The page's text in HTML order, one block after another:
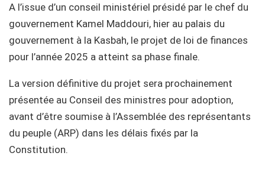
A l’issue d’un conseil ministériel présidé par le chef du
gouvernement Kamel Maddouri, hier au palais du
gouvernement à la Kasbah, le projet de loi de finances
pour l’année 2025 a atteint sa phase finale.
La version définitive du projet sera prochainement
présentée au Conseil des ministres pour adoption,
avant d’être soumise à l’Assemblée des représentants
du peuple (ARP) dans les délais fixés par la
Constitution.